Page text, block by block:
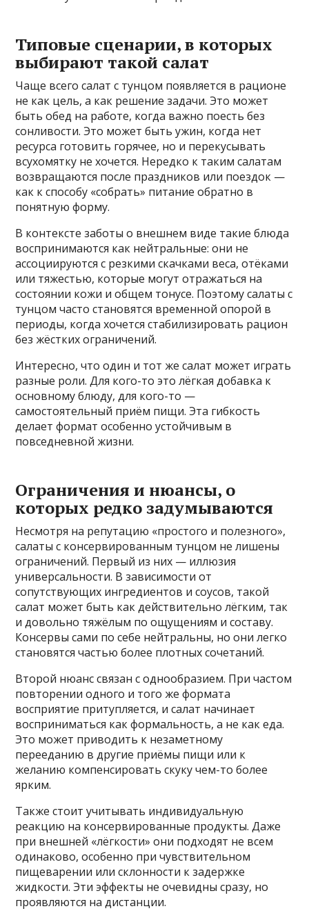
Типовые сценарии, в которых
выбирают такой салат
Чаще всего салат с тунцом появляется в рационе
не как цель, а как решение задачи. Это может
быть обед на работе, когда важно поесть без
сонливости. Это может быть ужин, когда нет
ресурса готовить горячее, но и перекусывать
всухомятку не хочется. Нередко к таким салатам
возвращаются после праздников или поездок —
как к способу «собрать» питание обратно в
понятную форму.
В контексте заботы о внешнем виде такие блюда
воспринимаются как нейтральные: они не
ассоциируются с резкими скачками веса, отёками
или тяжестью, которые могут отражаться на
состоянии кожи и общем тонусе. Поэтому салаты с
тунцом часто становятся временной опорой в
периоды, когда хочется стабилизировать рацион
без жёстких ограничений.
Интересно, что один и тот же салат может играть
разные роли. Для кого-то это лёгкая добавка к
основному блюду, для кого-то —
самостоятельный приём пищи. Эта гибкость
делает формат особенно устойчивым в
повседневной жизни.
Ограничения и нюансы, о
которых редко задумываются
Несмотря на репутацию «простого и полезного»,
салаты с консервированным тунцом не лишены
ограничений. Первый из них — иллюзия
универсальности. В зависимости от
сопутствующих ингредиентов и соусов, такой
салат может быть как действительно лёгким, так
и довольно тяжёлым по ощущениям и составу.
Консервы сами по себе нейтральны, но они легко
становятся частью более плотных сочетаний.
Второй нюанс связан с однообразием. При частом
повторении одного и того же формата
восприятие притупляется, и салат начинает
восприниматься как формальность, а не как еда.
Это может приводить к незаметному
перееданию в другие приёмы пищи или к
желанию компенсировать скуку чем-то более
ярким.
Также стоит учитывать индивидуальную
реакцию на консервированные продукты. Даже
при внешней «лёгкости» они подходят не всем
одинаково, особенно при чувствительном
пищеварении или склонности к задержке
жидкости. Эти эффекты не очевидны сразу, но
проявляются на дистанции.